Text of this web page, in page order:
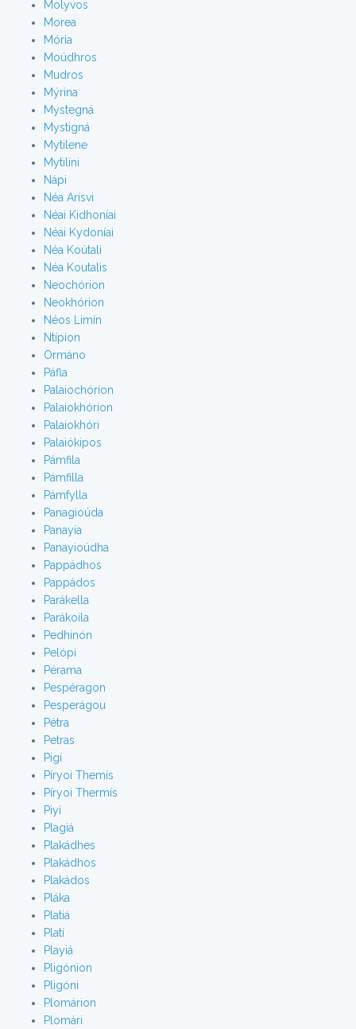
Molyvos
Morea
Mória
Moúdhros
Mudros
Mýrina
Mystegná
Mystigná
Mytilene
Mytilíni
Nápi
Néa Arísvi
Néai Kidhoníai
Néai Kydoníai
Néa Koútali
Néa Koutalis
Neochórion
Neokhórion
Néos Limín
Ntípion
Ormáno
Páfla
Palaiochórion
Palaiokhórion
Palaiokhóri
Palaiókipos
Pámfila
Pámfilla
Pámfylla
Panagioúda
Panayía
Panayioúdha
Pappádhos
Pappádos
Parákella
Parákoila
Pedhinón
Pelópi
Pérama
Pespéragon
Pesperágou
Pétra
Petras
Pigí
Píryoi Themís
Píryoi Thermís
Piyí
Plagiá
Plakádhes
Plakádhos
Plakádos
Pláka
Platiá
Platí
Playiá
Pligónion
Pligóni
Plomárion
Plomári